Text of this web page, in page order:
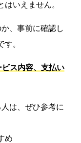
いえません。
、事前に確認し
。
ス内容、支払い
は、ぜひ参考に
め